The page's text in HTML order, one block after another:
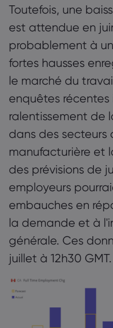
Toutefois, une
est attendue en
probablement à
fortes hausses
le marché du
enquêtes
ralentissement de
dans des secteurs
manufacturière et
des prévisions de
employeurs
embauches en
la demande et à
générale. Ces
juillet à 12h30 GMT.